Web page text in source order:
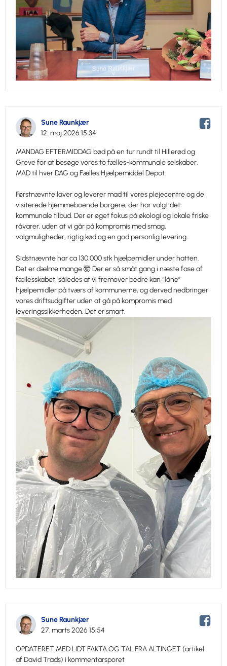
Sune Raunkjær
12. maj 2026 15:34
MANDAG EFTERMIDDAG bød på en tur rundt til Hillerød og
Greve for at besøge vores to fælles-kommunale selskaber,
MAD til hver DAG og Fælles Hjælpemiddel Depot.
Førstnævnte laver og leverer mad til vores plejecentre og de
visiterede hjemmeboende borgere, der har valgt det
kommunale tilbud. Der er øget fokus på økologi og lokale friske
råvarer, uden at vi går på kompromis med smag,
valgmuligheder, rigtig kød og en god personlig levering.
Sidstnævnte har ca 130.000 stk hjælpemidler under hatten.
Det er dælme mange 🤯 Der er så småt gang i næste fase af
fællesskabet, således at vi fremover bedre kan “låne”
hjælpemidler på tværs af kommunerne, og derved nedbringer
vores driftsudgifter uden at gå på kompromis med
leveringssikkerheden. Det er smart.
Sune Raunkjær
27. marts 2026 15:54
OPDATERET MED LIDT FAKTA OG TAL FRA ALTINGET (artikel
af David Trads) i kommentarsporet